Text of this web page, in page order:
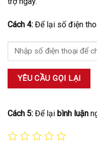
Cách 4: Để lại số điện
Cách 5: Để lại bình luận